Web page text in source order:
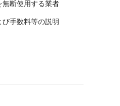
無断使用する業者
手数料等の説明